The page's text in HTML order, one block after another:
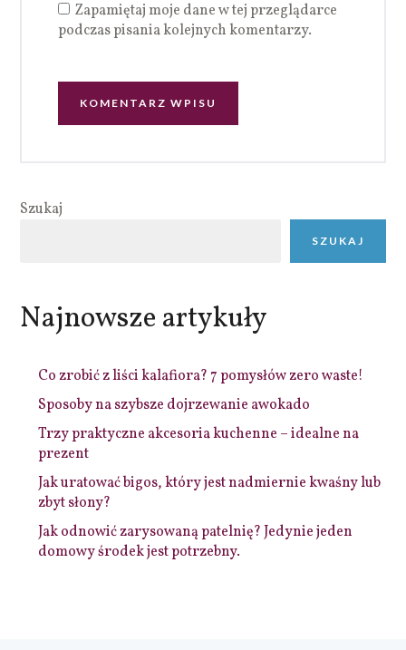
Zapamiętaj moje dane w tej przeglądarce
podczas pisania kolejnych komentarzy.
Szukaj
SZUKAJ
Najnowsze artykuły
Co zrobić z liści kalafiora? 7 pomysłów zero waste!
Sposoby na szybsze dojrzewanie awokado
Trzy praktyczne akcesoria kuchenne – idealne na
prezent
Jak uratować bigos, który jest nadmiernie kwaśny lub
zbyt słony?
Jak odnowić zarysowaną patelnię? Jedynie jeden
domowy środek jest potrzebny.